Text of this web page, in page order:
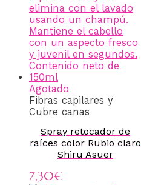
Agotado
Fibras capilares y
Cubre canas
Spray retocador de
raíces color Rubio claro
Shiru Asuer
7,30€